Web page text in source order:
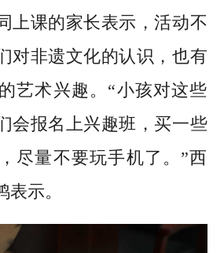
上课的家长表示，活动不
对非遗文化的认识，也有
艺术兴趣。“小孩对这些
会报名上兴趣班，买一些
尽量不要玩手机了。”西
示。